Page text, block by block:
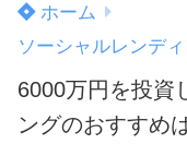
ホーム
ソーシャルレンデ
6000万円を投資
ングのおすすめ